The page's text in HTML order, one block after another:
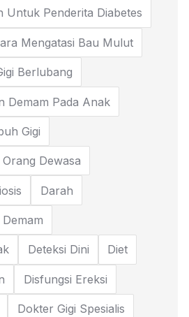
Untuk Penderita Diabetes
Mengatasi Bau Mulut
Berlubang
Demam Pada Anak
Gigi
Dewasa
Darah
Demam
Deteksi Dini Diet
Disfungsi Ereksi
Dokter Gigi Spesialis